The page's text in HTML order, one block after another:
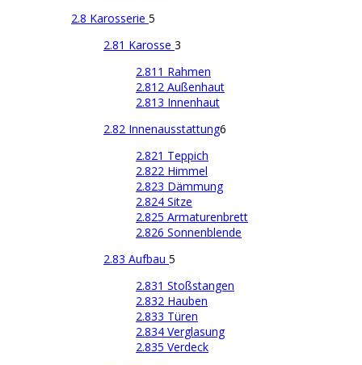
2.8 Karosserie 5
2.81 Karosse 3
2.811 Rahmen
2.812 Außenhaut
2.813 Innenhaut
2.82 Innenausstattung6
2.821 Teppich
2.822 Himmel
2.823 Dämmung
2.824 Sitze
2.825 Armaturenbrett
2.826 Sonnenblende
2.83 Aufbau 5
2.831 Stoßstangen
2.832 Hauben
2.833 Türen
2.834 Verglasung
2.835 Verdeck